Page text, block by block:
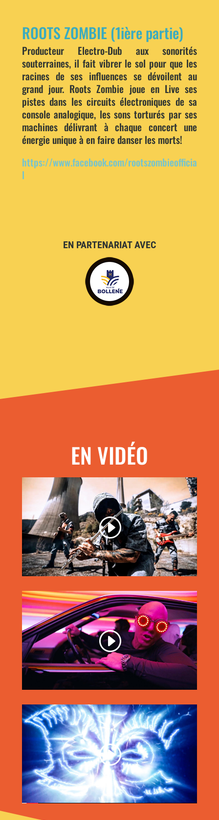
ROOTS ZOMBIE (1ière partie)
Producteur Electro-Dub aux sonorités
souterraines, il fait vibrer le sol pour que les
racines de ses influences se dévoilent au
grand jour. Roots Zombie joue en Live ses
pistes dans les circuits électroniques de sa
console analogique, les sons torturés par ses
machines délivrant à chaque concert une
énergie unique à en faire danser les morts!
https://www.facebook.com/rootszombieofficia
l
EN PARTENARIAT AVEC
EN VIDÉO